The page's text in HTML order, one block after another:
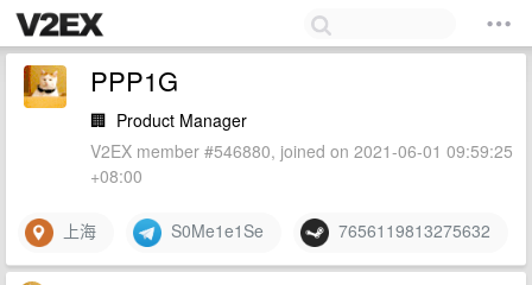
PPP1G
🏢 Product Manager
V2EX member #546880, joined on 2021-06-01 09:59:25
+08:00
上海 S0Me1e1Se 7656119813275632